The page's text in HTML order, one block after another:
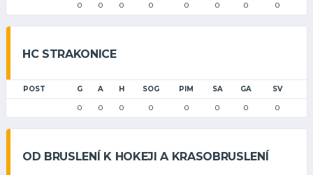
0 0 0 0 0 0 0 0
HC STRAKONICE
POST G A H SOG PIM SA GA SV
0 0 0 0 0 0 0 0
OD BRUSLENÍ K HOKEJI A KRASOBRUSLENÍ